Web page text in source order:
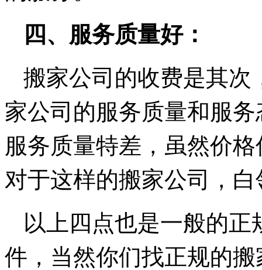
四、服务质量好：
搬家公司的收费是其次
家公司的服务质量和服
服务质量特差，虽然价
对于这样的搬家公司，
以上四点也是一般的
件，当然你们找正规的